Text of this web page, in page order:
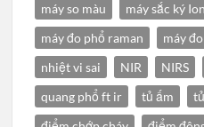
máy so màu
máy sắc ký Ion
máy đo phổ raman
máy
nhiệt vi sai
NIR NIRS
quang phổ ft ir
tủ ấm